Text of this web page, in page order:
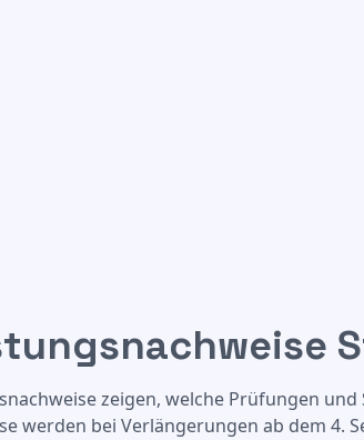
Studium
zeigen, welche Prüfungen
werden bei Verlängerungen ab dem 4.